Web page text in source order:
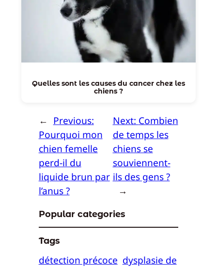
Quelles sont les causes du cancer chez les
chiens ?
← Previous:
Pourquoi mon
chien femelle
perd-il du
liquide brun par
l’anus ?
Next: Combien
de temps les
chiens se
souviennent-
ils des gens ?
→
Popular categories
Tags
détection précoce dysplasie de